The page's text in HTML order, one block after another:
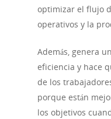
optimizar el flujo
operativos y la
Además, genera
eficiencia y hace
de los
porque están
los objetivos